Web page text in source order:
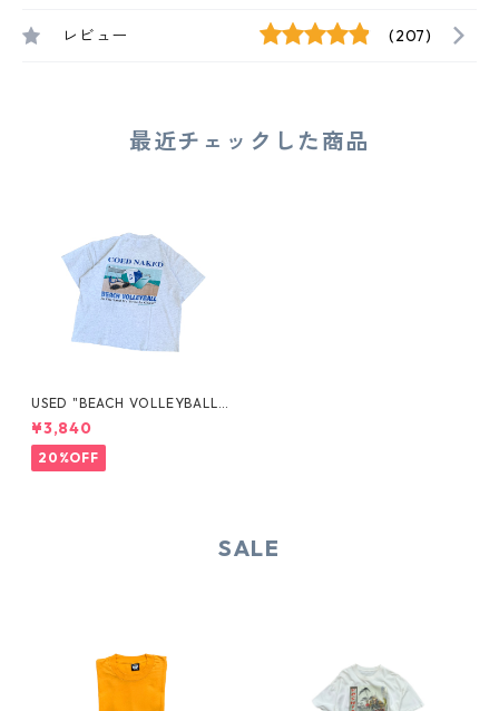
レビュー (207)
最近チェックした商品
USED "BEACH VOLLEYBALL"
TEE
¥3,840
20%OFF
SALE